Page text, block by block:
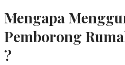
Mengapa
Pemborong
?